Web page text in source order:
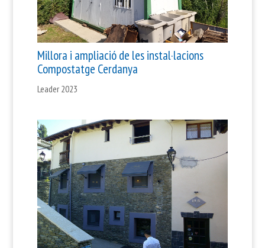
Millora i ampliació de les instal·lacions
Compostatge Cerdanya
Leader 2023